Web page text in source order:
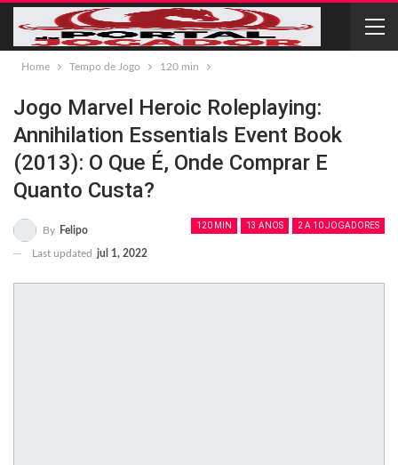
Home Tempo de Jogo 120 min
Jogo Marvel Heroic Roleplaying:
Annihilation Essentials Event Book
(2013): O Que É, Onde Comprar E
Quanto Custa?
120 MIN 13 ANOS 2 A 10 JOGADORES
By Felipo
Last updated jul 1, 2022